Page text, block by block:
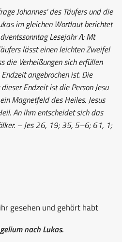
Johannes’ des Täufers und die
im gleichen Wortlaut berichtet
Lesejahr A: Mt
lässt einen leichten Zweifel
die Verheißungen sich erfüllen
angebrochen ist. Die
Endzeit ist die Person Jesu
Magnetfeld des Heiles. Jesus
An ihm entscheidet sich das
– Jes 26, 19; 35, 5–6; 61, 1;
gesehen und gehört habt
nach Lukas.